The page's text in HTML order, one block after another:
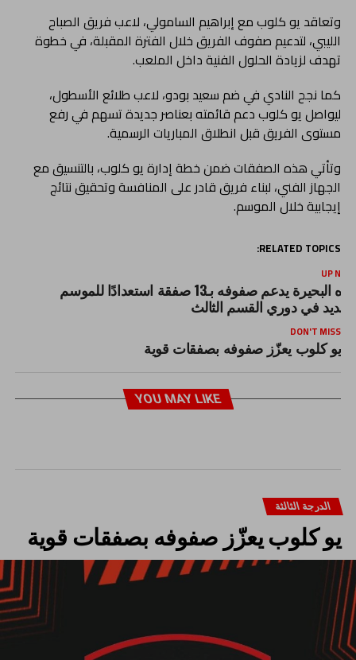
وتعاقد يو كلوب مع إبراهيم السامولي، لاعب فريق الصباح
الليبي، لتدعيم صفوف الفريق خلال الفترة المقبلة، في خطوة
تهدف لزيادة الحلول الفنية داخل الملعب.
كما نجح النادي في ضم سعيد بودو، لاعب طلائع الأسطول،
ليواصل يو كلوب دعم قائمته بعناصر جديدة تسهم في رفع
مستوى الفريق قبل انطلاق المباريات الرسمية.
وتأتي هذه الصفقات ضمن خطة إدارة يو كلوب، بالتنسيق مع
الجهاز الفني، لبناء فريق قادر على المنافسة وتحقيق نتائج
إيجابية خلال الموسم.
RELATED TOPICS:
UP
مياه البحيرة يدعم صفوفه بـ13 صفقة استعدادًا للموسم
في دوري القسم الثالث
DON'T MISS
يو كلوب يعزّز صفوفه بصفقات قوية
YOU MAY LIKE
الدرجة الثالثة
يو كلوب يعزّز صفوفه بصفقات قوية